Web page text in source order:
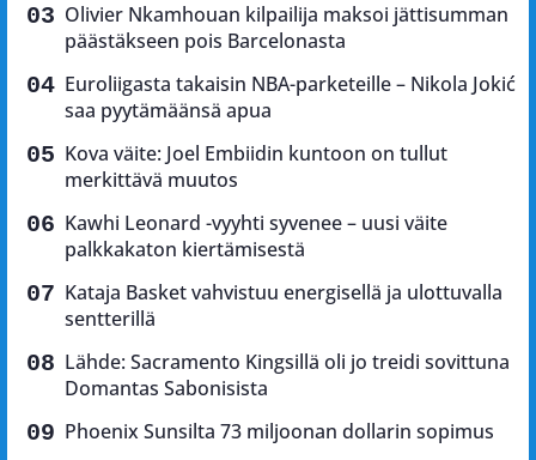
Olivier Nkamhouan kilpailija maksoi jättisumman
päästäkseen pois Barcelonasta
Euroliigasta takaisin NBA-parketeille – Nikola Jokić
saa pyytämäänsä apua
Kova väite: Joel Embiidin kuntoon on tullut
merkittävä muutos
Kawhi Leonard -vyyhti syvenee – uusi väite
palkkakaton kiertämisestä
Kataja Basket vahvistuu energisellä ja ulottuvalla
sentterillä
Lähde: Sacramento Kingsillä oli jo treidi sovittuna
Domantas Sabonisista
Phoenix Sunsilta 73 miljoonan dollarin sopimus